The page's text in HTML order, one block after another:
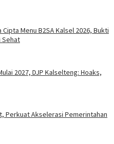
Menu B2SA Kalsel 2026, Bukti
Sehat
2027, DJP Kalselteng: Hoaks,
Perkuat Akselerasi Pemerintahan